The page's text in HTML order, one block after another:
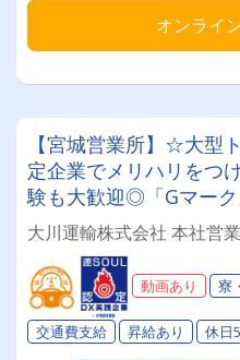
オンライ
【宮城営業所】☆大型
定企業でメリハリをつ
験も大歓迎◎「Gマー
制度」取得済み★入社
厚生も充実♪♪
大川運輸株式会社 本社営
動画あり 寮
交通費支給 昇給あり 休日